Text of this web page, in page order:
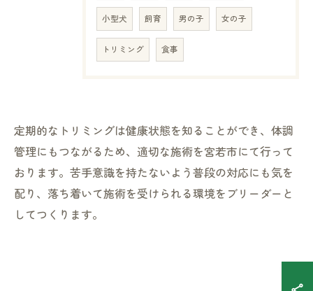
小型犬 飼育 男の子 女の子
トリミング 食事
定期的なトリミングは健康状態を知ることができ、体調
管理にもつながるため、適切な施術を宮若市にて行って
おります。苦手意識を持たないよう普段の対応にも気を
配り、落ち着いて施術を受けられる環境をブリーダーと
してつくります。